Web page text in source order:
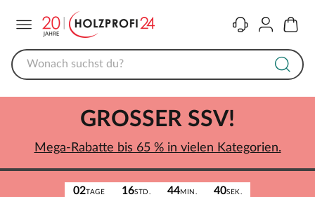
KontaktKonto
02TAGE 16STD. 44MIN. 40SEK.
GROSSER SSV!
Mega-Rabatte bis 65 % in vielen Kategorien.